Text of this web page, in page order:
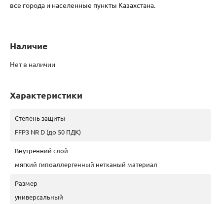
все города и населенные пункты Казахстана.
Наличие
Нет в наличии
Характеристики
Степень защиты
FFP3 NR D (до 50 ПДК)
Внутренний слой
мягкий гипоаллергенный нетканый материал
Размер
универсальный